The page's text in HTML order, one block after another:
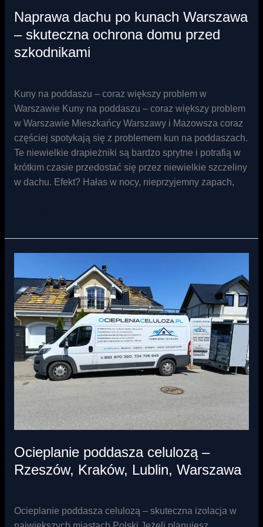
Naprawa dachu po kunach Warszawa
– skuteczna ochrona domu przed
szkodnikami
Kuny na poddaszu – coraz większy problem w
Warszawie Kuny na poddaszu – coraz większy problem
w Warszawie Mieszkańcy Warszawy i Mazowsza coraz
częściej spotykają się z problemem kun na poddaszach.
Te niewielkie drapieżniki są bardzo sprytne i potrafią w
krótkim czasie przedostać się przez niewielkie szczeliny
w dachu. Efekt? Hałas w nocy, nieprzyjemny zapach,
Ocieplanie poddasza celulozą –
Rzeszów, Kraków, Lublin, Warszawa
Ocieplanie poddasza celulozą – skuteczna izolacja w
poddasza
celulozą
–
Rzeszów,
Kraków,
Lublin,
Warszawa